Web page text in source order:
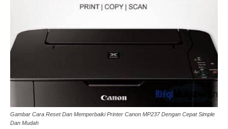
Gambar Cara Reset Dan Memperbaiki Printer Canon MP237 Dengan Cepat Simple
Dan Mudah